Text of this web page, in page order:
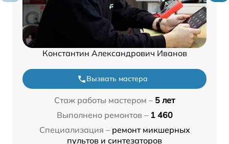
Константин Александрович Иванов
Вызвать мастера
Стаж работы мастером – 5 лет
Выполнено ремонтов – 1 460
Специализация – ремонт микшерных
пультов и синтезаторов